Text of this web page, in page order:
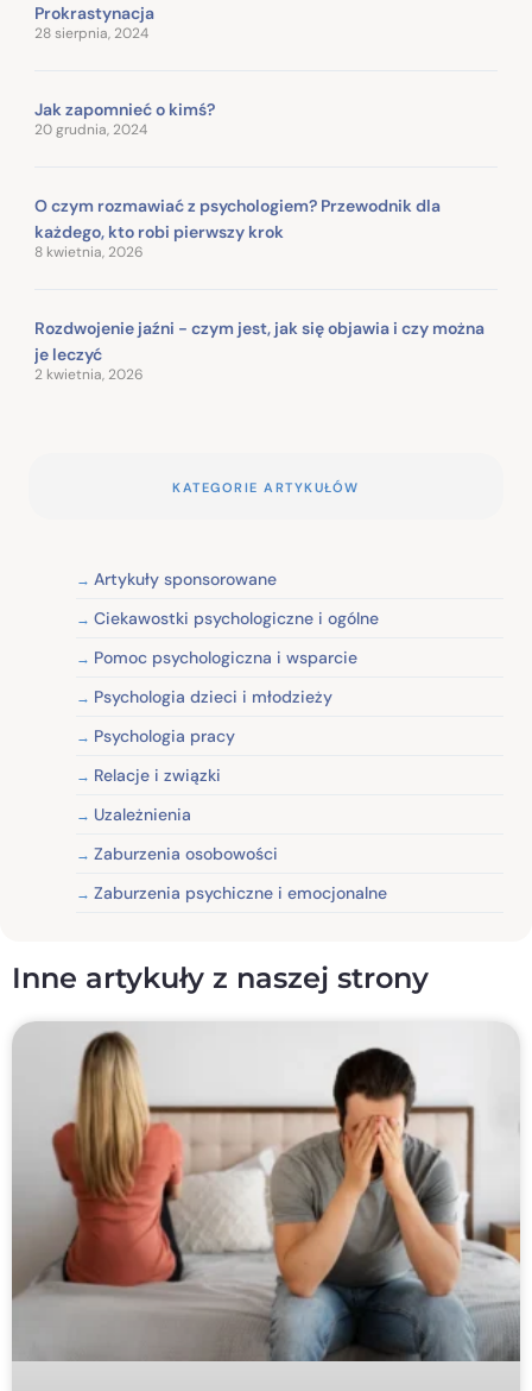
Prokrastynacja
28 sierpnia, 2024
Jak zapomnieć o kimś?
20 grudnia, 2024
O czym rozmawiać z psychologiem? Przewodnik dla
każdego, kto robi pierwszy krok
8 kwietnia, 2026
Rozdwojenie jaźni - czym jest, jak się objawia i czy można
je leczyć
2 kwietnia, 2026
KATEGORIE ARTYKUŁÓW
Artykuły sponsorowane
Ciekawostki psychologiczne i ogólne
Pomoc psychologiczna i wsparcie
Psychologia dzieci i młodzieży
Psychologia pracy
Relacje i związki
Uzależnienia
Zaburzenia osobowości
Zaburzenia psychiczne i emocjonalne
Inne artykuły z naszej strony